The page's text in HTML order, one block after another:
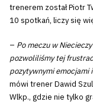
trenerem został Piotr
10 spotkań, liczy się
– Po meczu w
pozwoliliśmy tej
pozytywnymi emocjami
mówi trener Dawid
Wlkp., gdzie nie tylko